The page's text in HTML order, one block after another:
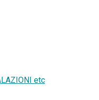
etc